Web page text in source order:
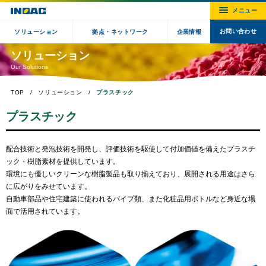
ソリューション 拠点・ネットワーク 企業情報 お問い合わせ
ソリューション
Our Solutions
TOP ソリューション プラスチック
プラスチック
配合技術と発泡技術を開発し、評価技術を駆使して付加価値を備えたプラスチ
ック・樹脂素材を提供しています。
環境にも優しいクリーンな樹脂製品も取り揃えており、展開される用途はさら
に広がりをみせています。
自動車部品や住宅建築に使われるパイプ類、また化粧品用ボトルなど身近な場
面で活用されています。